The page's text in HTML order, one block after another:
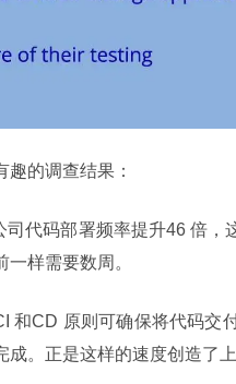
趣的调查结果：
司代码部署频率提升46 倍
样需要数周。
和CD 原则可确保将代码交
成。正是这样的速度创造了